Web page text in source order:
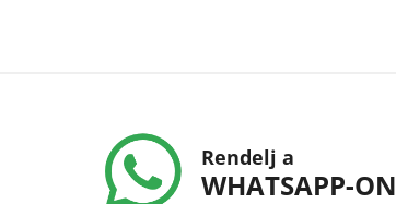
Rendelj a
WHATSAPP-ON